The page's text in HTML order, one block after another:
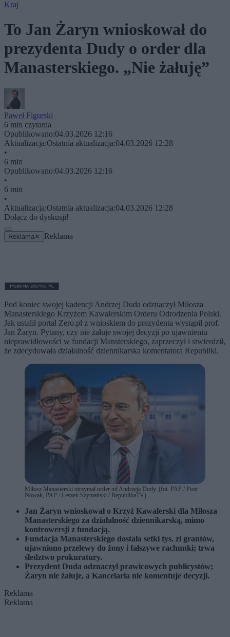
Kraj
To Jan Żaryn wnioskował do
prezydenta Dudy o order dla
Manasterskiego. „Nie żałuję”
Paweł Figurski
6 min czytania
Opublikowano:04.03.2026 12:16
Aktualizacja:Ostatnia aktualizacja:04.03.2026 12:28
•
6 min
Opublikowano:04.03.2026 12:16
•
6 min
•
Aktualizacja:Ostatnia aktualizacja:04.03.2026 12:28
Dołącz do dyskusji!
Reklama ✕ Reklama
Pod koniec swojej kadencji Andrzej Duda odznaczył Miłosza
Manasterskiego Krzyżem Kawalerskim Orderu Odrodzenia Polski.
Jak ustalił portal Zero.pl z wnioskiem do prezydenta wystąpił prof.
Jan Żaryn. Pytany, czy nie żałuje swojej decyzji po ujawnieniu
nieprawidłowości w fundacji Mansterskiego, zaprzeczył i stwierdził,
że zdecydowała działalność dziennikarska komentatora Republiki.
Miłosz Manasterski otrzymał order od Andrzeja Dudy. (fot. PAP / Piotr
Nowak, PAP / Leszek Szymański / RepublikaTV)
Jan Żaryn wnioskował o Krzyż Kawalerski dla Miłosza
Manasterskiego za działalność dziennikarską, mimo
kontrowersji z fundacją.
Fundacja Manasterskiego dostała setki tys. zł grantów,
ujawniono przelewy do żony i fałszywe rachunki; trwa
śledztwo prokuratury.
Prezydent Duda odznaczył prawicowych publicystów;
Żaryn nie żałuje, a Kancelaria nie komentuje decyzji.
Reklama
Reklama